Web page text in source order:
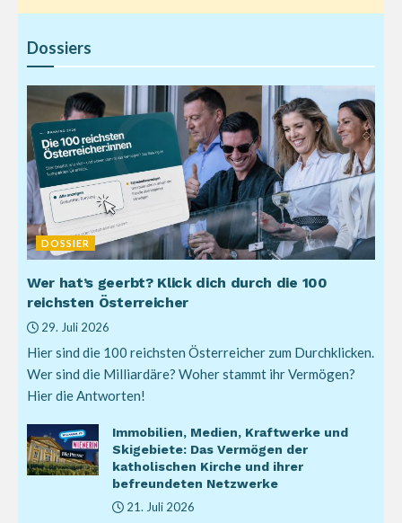
Dossiers
DOSSIER
Wer hat’s geerbt? Klick dich durch die 100
reichsten Österreicher
29. Juli 2026
Hier sind die 100 reichsten Österreicher zum Durchklicken.
Wer sind die Milliardäre? Woher stammt ihr Vermögen?
Hier die Antworten!
Immobilien, Medien, Kraftwerke und
Skigebiete: Das Vermögen der
katholischen Kirche und ihrer
befreundeten Netzwerke
21. Juli 2026